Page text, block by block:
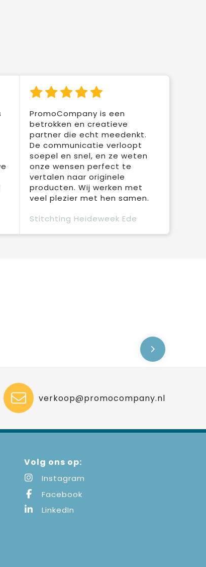
PromoCompany is een
betrokken en creatieve
partner die echt meedenkt.
De communicatie verloopt
soepel en snel, en ze weten
onze wensen perfect te
vertalen naar originele
producten. Wij werken met
veel plezier met hen samen.
Stitchting Heideweek Ede
verkoop@promocompany.nl
Volg ons op:
Instagram
Facebook
LinkedIn